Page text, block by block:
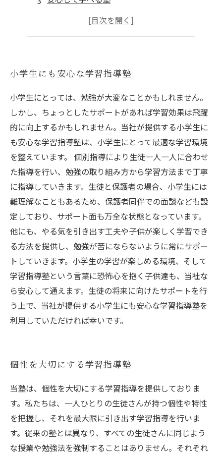
最適な学習プランで小学生の成績UP！
小学生にも安心な学習指導塾
小学生にとっては、勉強が大変なことかもしれません。
しかし、ちょっとしたサポートがあれば学習効果は飛躍
的に向上するかもしれません。当社が提供する小学生に
も安心な学習指導塾は、小学生にとって最適な学習環境
を整えています。 個別指導により生徒一人一人に合わせ
た指導を行い、勉強の取り組み方から学習方法まで丁寧
に指導していきます。生徒と保護者の場合、小学生には
難理解なこともあるため、保護者同伴での面談なども設
定しており、サポート面も万全な状態となっています。
他にも、やる気を引き出す工夫や子供が楽しく学習でき
る方法を提供し、勉強が苦にならないように常にサポー
トしていきます。小学生の学習が楽しめる環境、そして
学習指導塾という言葉に恐怖心を抱く子供達も、当社な
ら安心して通えます。生徒の将来に向けたサポートを行
う上で、当社が提供する小学生にも安心な学習指導塾を
利用していただければ幸いです。
個性を大切にする学習指導塾
当塾は、個性を大切にする学習指導を提供しておりま
す。私たちは、一人ひとりの生徒さんが持つ個性や特性
を把握し、それを最大限に引き出す学習指導を行いま
す。従来の塾とは異なり、すべての生徒さんに同じよう
な授業や勉強法を強制することはありません。それぞれ